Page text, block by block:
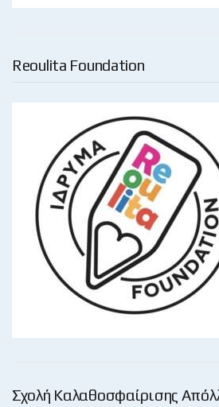
Reoulita Foundation
Σχολή Καλαθοσφαίρισης